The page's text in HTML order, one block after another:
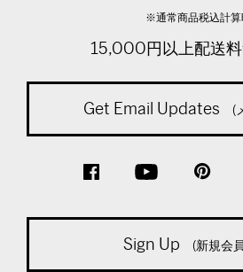
※通常商品税込計算
15,000円以上配送
Get Email Updates (
Sign Up (新規会